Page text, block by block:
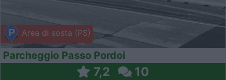
Area di sosta (PS)
Parcheggio Passo Pordoi
7,2 10